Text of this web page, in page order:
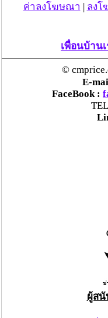
ค่าลงโฆษณา | ลงโ
เพื่อนบ้าน
©
E-
FaceBook :
ผู้สนั